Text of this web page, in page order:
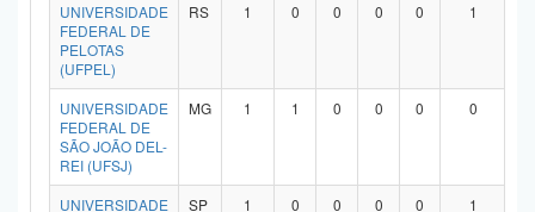
UNIVERSIDADE
FEDERAL DE
PELOTAS
(UFPEL)
RS 1 0 0 0 0 1
UNIVERSIDADE
FEDERAL DE
SÃO JOÃO DEL-
REI (UFSJ)
MG 1 1 0 0 0 0
UNIVERSIDADE
SP 1 0 0 0 0 1